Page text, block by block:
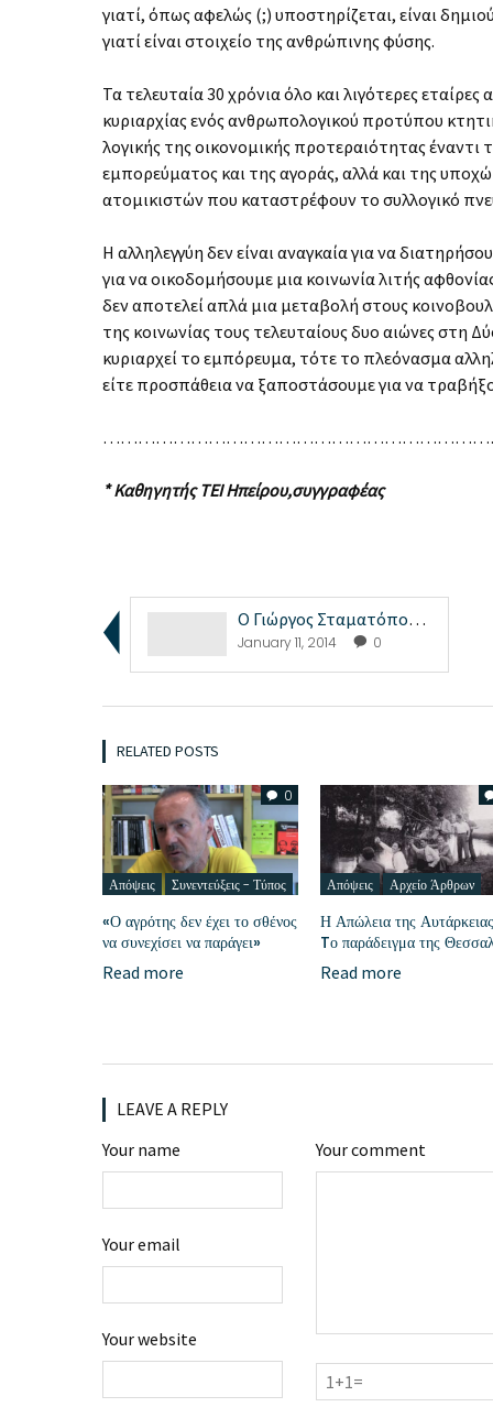
γιατί, όπως αφελώς (;) υποστηρίζεται, είναι
γιατί είναι στοιχείο της ανθρώπινης φύσης.
Τα τελευταία 30 χρόνια όλο και λιγότερες
κυριαρχίας ενός ανθρωπολογικού προτύπου
λογικής της οικονομικής προτεραιότητας
εμπορεύματος και της αγοράς, αλλά και της
ατομικιστών που καταστρέφουν το συλλογικό
Η αλληλεγγύη δεν είναι αναγκαία για να
για να οικοδομήσουμε μια κοινωνία λιτής
δεν αποτελεί απλά μια μεταβολή στους
της κοινωνίας τους τελευταίους δυο αιώνες στη
κυριαρχεί το εμπόρευμα, τότε το πλεόνασμα
είτε προσπάθεια να ξαποστάσουμε για να
* Καθηγητής ΤΕΙ Ηπείρου,συγγραφέας
Ο Γιώργος Σταματόπουλος μιλάει για το βιβλίο ̶...
January 11, 2014 0
RELATED POSTS
0
Απόψεις Συνεντεύξεις - Τύπος
«Ο αγρότης δεν έχει το σθένος
να συνεχίσει να παράγει»
Read more
Απόψεις Αρχείο Άρθρων
Η Απώλεια της
Tο παράδειγμα της
Read more
LEAVE A REPLY
Your comment
Your name
Your email
Your website